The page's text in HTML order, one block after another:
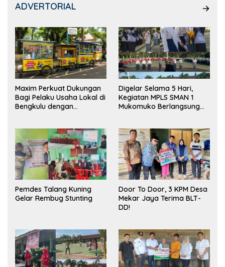
ADVERTORIAL
Maxim Perkuat Dukungan
Bagi Pelaku Usaha Lokal di
Bengkulu dengan
Pasar
Digelar Selama 5 Hari,
Kegiatan MPLS SMAN 1
Mukomuko Berlangsung
Pemdes Talang Kuning
Gelar Rembug Stunting
Door To Door, 3 KPM Desa
Mekar Jaya Terima BLT-
DD!